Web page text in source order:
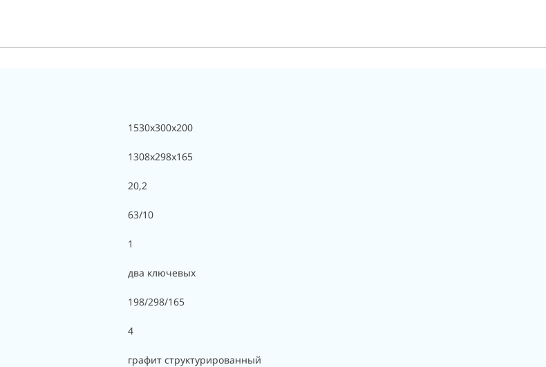
1530x300x200
1308х298x165
20,2
63/10
1
два ключевых
198/298/165
4
графит структурированный